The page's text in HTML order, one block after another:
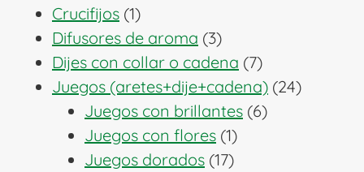
producto
Crucifijos 11
producto
Difusores de aroma 33
productos
Dijes con collar o cadena 77
productos
Juegos (aretes+dije+cadena) 2424
Juegos con brillantes 66
Juegos con flores 11
producto
Juegos dorados 1717